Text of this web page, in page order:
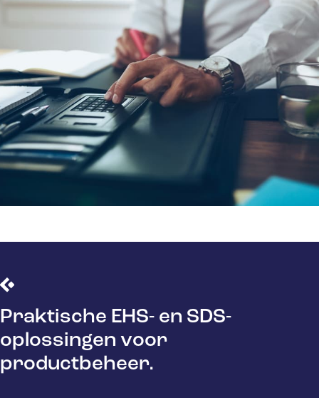
Praktische EHS- en SDS-
oplossingen voor
productbeheer.